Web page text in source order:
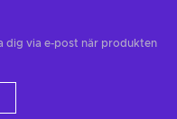
dig via e-post när produkten